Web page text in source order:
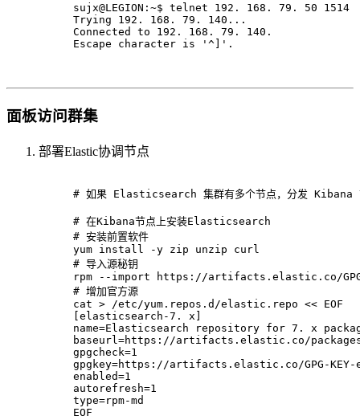
sujx@LEGION:~$ telnet 192. 168. 79. 50 1514
Trying 192. 168. 79. 140...
Connected to 192. 168. 79. 140.
Escape character is '^]'.
面板访问群集
部署Elastic协调节点
# 如果 Elasticsearch 集群有多个节点，分发 Kibana 节
# 在Kibana节点上安装Elasticsearch
# 安装前置软件
yum install -y zip unzip curl
# 导入源秘钥
rpm --import https://artifacts.elastic.co/
# 增加官方源
cat > /etc/yum.repos.d/elastic.repo << EOF
[elasticsearch-7. x]
name=Elasticsearch repository for 7. x
baseurl=https://artifacts.elastic.co/
gpgcheck=1
gpgkey=https://artifacts.elastic.co/GPG-
enabled=1
autorefresh=1
type=rpm-md
EOF